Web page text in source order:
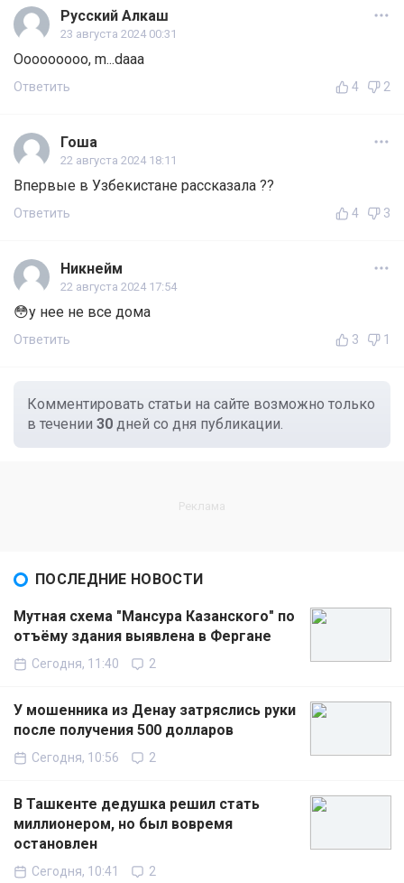
Русский Алкаш
23 августа 2024 00:31
Ooooooooo, m...daaa
Ответить 4 2
Гоша
22 августа 2024 18:11
Впервые в Узбекистане рассказала ??
Ответить 4 3
Никнейм
22 августа 2024 17:54
😳у нее не все дома
Ответить 3 1
Комментировать статьи на сайте возможно только
в течении 30 дней со дня публикации.
ПОСЛЕДНИЕ НОВОСТИ
Мутная схема "Мансура Казанского" по
отъёму здания выявлена в Фергане
Сегодня, 11:40 2
У мошенника из Денау затряслись руки
после получения 500 долларов
Сегодня, 10:56 2
В Ташкенте дедушка решил стать
миллионером, но был вовремя
остановлен
Сегодня, 10:41 2